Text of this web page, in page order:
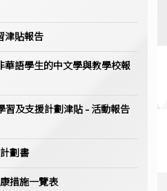
津貼報告
語學生的中文學與教學校報
及支援計劃津貼 - 活動報告
劃書
措施一覽表